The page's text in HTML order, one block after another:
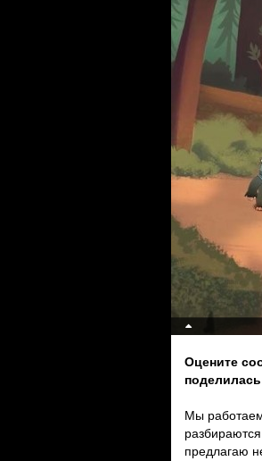
Оцените
Мы
предлагаю